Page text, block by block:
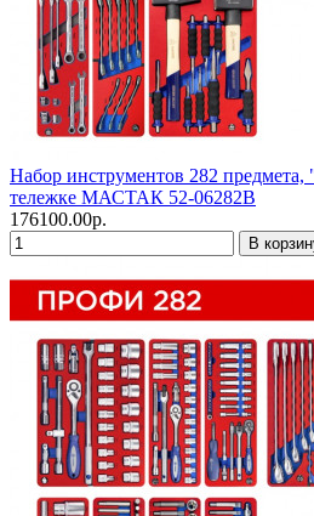
Набор инструментов 282
тележке МАСТАК 52-06282B
176100.00р.
В